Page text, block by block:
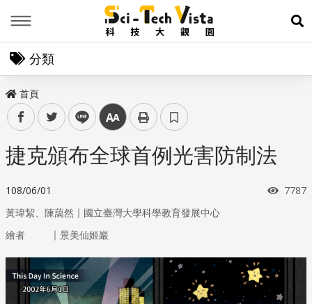
展
分類
首頁
facebooktwitter line 中
捷克頒布全球首例光害防制法
108/06/01 瀏覽
7787
黃瑋絜、陳藹然 ｜ 國立臺灣大學科學教育發展中心
繪者
｜ 景美仙姬巖